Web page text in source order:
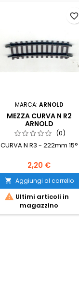
MARCA: ARNOLD
MEZZA CURVA N R2
ARNOLD
(0)
CURVA N R3 - 222mm 15°
2,20 €
 Aggiungi al carrello
 Ultimi articoli in
magazzino
favorite_border